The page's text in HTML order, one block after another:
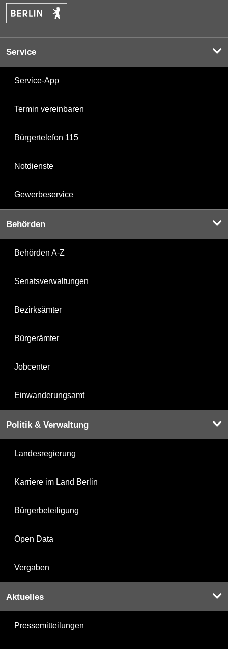
Service
Service-App
Termin vereinbaren
Bürgertelefon 115
Notdienste
Gewerbeservice
Behörden
Behörden A-Z
Senatsverwaltungen
Bezirksämter
Bürgerämter
Jobcenter
Einwanderungsamt
Politik & Verwaltung
Landesregierung
Karriere im Land Berlin
Bürgerbeteiligung
Open Data
Vergaben
Aktuelles
Pressemitteilungen